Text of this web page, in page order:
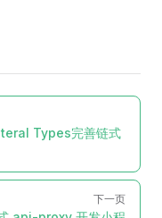
Types完善链式
下一页